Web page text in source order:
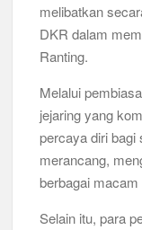
melibatkan
DKR dalam
Ranting.
Melalui
jejaring yang
percaya diri bagi
merancang,
berbagai
Selain itu, para